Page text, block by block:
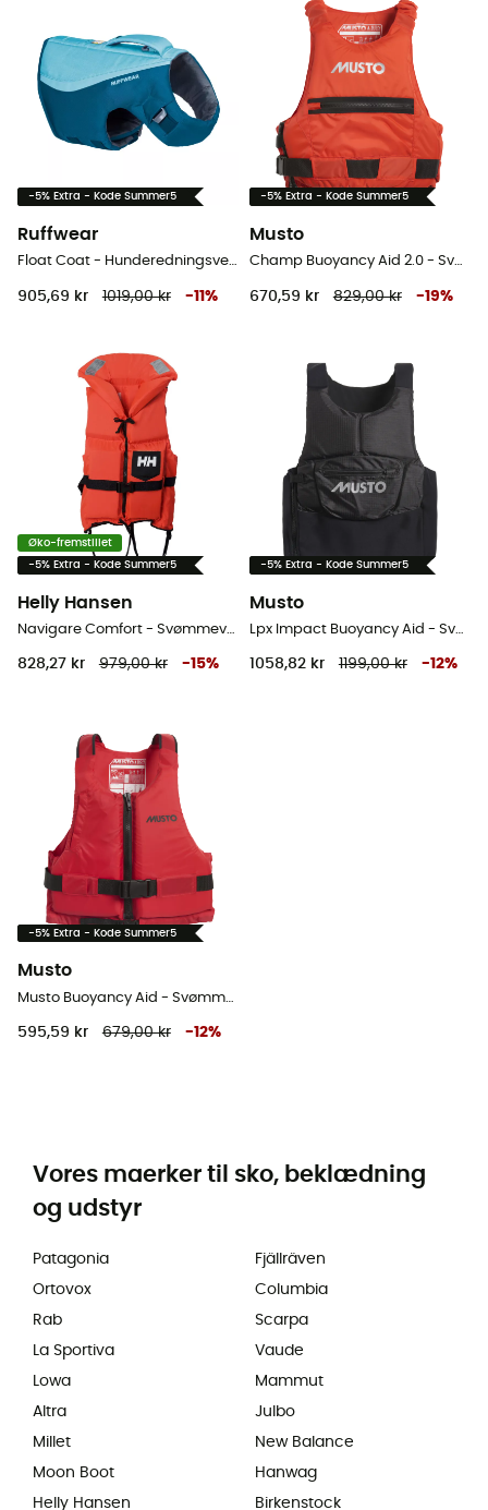
-5% Extra - Kode Summer5
Ruffwear
Float Coat - Hunderedningsvest
905,69 kr 1019,00 kr -11 %
-5% Extra - Kode Summer5
Musto
Champ Buoyancy Aid 2.0 - Svømmevest
670,59 kr 829,00 kr -19%
Øko-fremstillet
-5% Extra - Kode Summer5
Helly Hansen
Navigare Comfort - Svømmevest
828,27 kr 979,00 kr -15%
-5% Extra - Kode Summer5
Musto
Lpx Impact Buoyancy Aid - Svømmevest
1058,82 kr 1199,00 kr -12%
-5% Extra - Kode Summer5
Musto
Musto Buoyancy Aid - Svømmevest
595,59 kr 679,00 kr -12%
Vores maerker til sko, beklædning
og udstyr
Patagonia
Ortovox
Rab
La Sportiva
Lowa
Altra
Millet
Moon Boot
Helly Hansen
Fjällräven
Columbia
Scarpa
Vaude
Mammut
Julbo
New Balance
Hanwag
Birkenstock